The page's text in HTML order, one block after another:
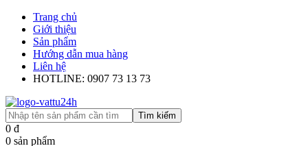
Trang chủ
Giới thiệu
Sản phẩm
Hướng dẫn mua hàng
Liên hệ
HOTLINE: 0907 73 13 73
Tìm kiếm
0 đ
0 sản phẩm